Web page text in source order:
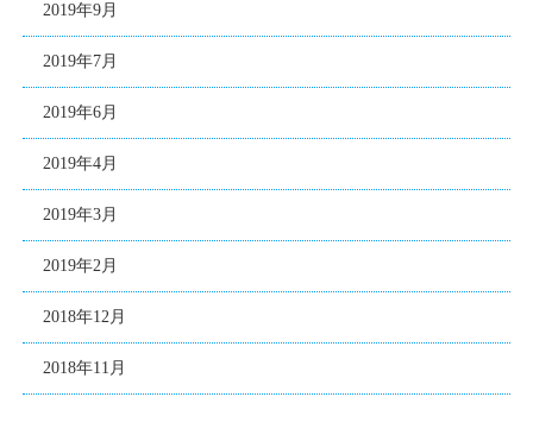
2019年9月
2019年7月
2019年6月
2019年4月
2019年3月
2019年2月
2018年12月
2018年11月